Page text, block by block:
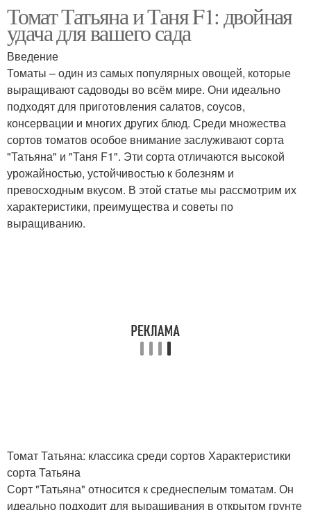
Томат Татьяна и Таня F1: двойная
удача для вашего сада
Введение
Томаты – один из самых популярных овощей, которые
выращивают садоводы во всём мире. Они идеально
подходят для приготовления салатов, соусов,
консервации и многих других блюд. Среди множества
сортов томатов особое внимание заслуживают сорта
"Татьяна" и "Таня F1". Эти сорта отличаются высокой
урожайностью, устойчивостью к болезням и
превосходным вкусом. В этой статье мы рассмотрим их
характеристики, преимущества и советы по
выращиванию.
Томат Татьяна: классика среди сортов Характеристики
сорта Татьяна
Сорт "Татьяна" относится к среднеспелым томатам. Он
идеально подходит для выращивания в открытом грунте